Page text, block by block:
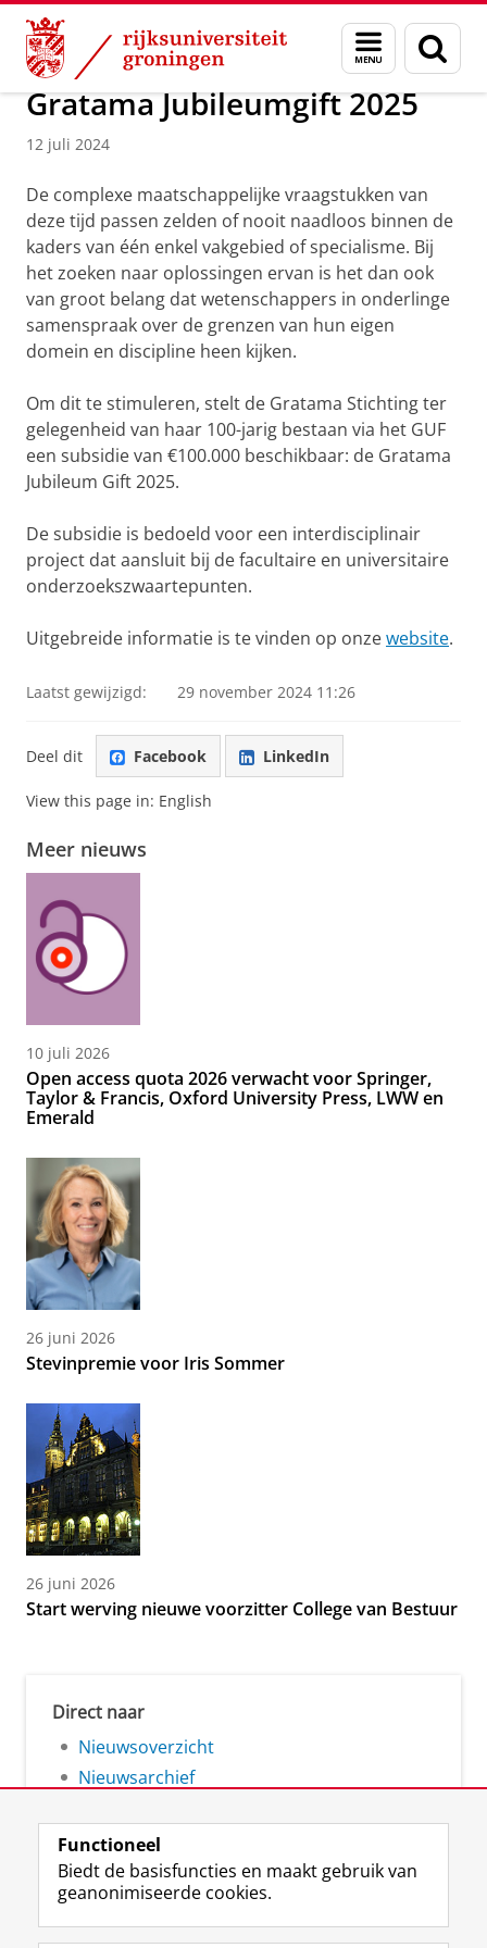
Skip
Content
Skip
Navigation
Menu
en
zoeken
Over ons Actueel Nieuws Nieuwsberichten
Gratama Jubileumgift 2025
12 juli 2024
De complexe maatschappelijke vraagstukken van
deze tijd passen zelden of nooit naadloos binnen de
kaders van één enkel vakgebied of specialisme. Bij
het zoeken naar oplossingen ervan is het dan ook
van groot belang dat wetenschappers in onderlinge
samenspraak over de grenzen van hun eigen
domein en discipline heen kijken.
Om dit te stimuleren, stelt de Gratama Stichting ter
gelegenheid van haar 100-jarig bestaan via het GUF
een subsidie van €100.000 beschikbaar: de Gratama
Jubileum Gift 2025.
De subsidie is bedoeld voor een interdisciplinair
project dat aansluit bij de facultaire en universitaire
onderzoekszwaartepunten.
Uitgebreide informatie is te vinden op onzewebsite.
Laatst gewijzigd: 29 november 2024 11:26
Deel dit Facebook LinkedIn
View this page in: English
Meer nieuws
10 juli 2026
Open access quota 2026 verwacht voor Springer,
Taylor & Francis, Oxford University Press, LWW en
Emerald
26 juni 2026
Stevinpremie voor Iris Sommer
26 juni 2026
Start werving nieuwe voorzitter College van Bestuur
Direct naar
Nieuwsoverzicht
Nieuwsarchief
Volg de RUG
F
L
R I
Y
Functioneel
Biedt de basisfuncties en maakt gebruik van
geanonimiseerde cookies.